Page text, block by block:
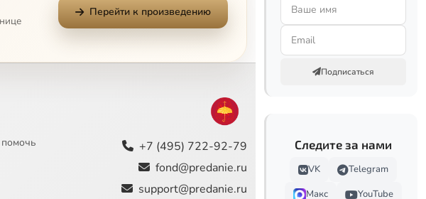
по вскрытию св. мощей. 50:04
28:09
44:55
41:16
Перейти к произведению
+7 (495) 722-92-79
fond@predanie.ru
support@predanie.ru
Подписаться
Следите за нами
VK
Telegram
Макс
YouTube